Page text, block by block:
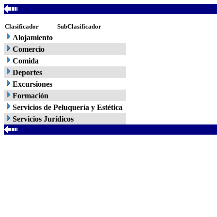
Clasificador SubClasificador
Alojamiento
Comercio
Comida
Deportes
Excursiones
Formación
Servicios de Peluquería y Estética
Servicios Jurídicos